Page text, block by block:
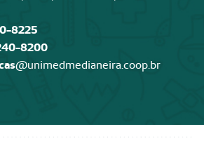
8225
8200
@unimedmedianeira.coop.br